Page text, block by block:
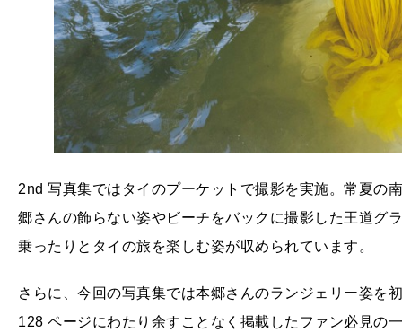
2nd 写真集ではタイのプーケットで撮影を実施。常夏の
郷さんの飾らない姿やビーチをバックに撮影した王道グ
乗ったりとタイの旅を楽しむ姿が収められています。
さらに、今回の写真集では本郷さんのランジェリー姿を
128 ページにわたり余すことなく掲載したファン必見の